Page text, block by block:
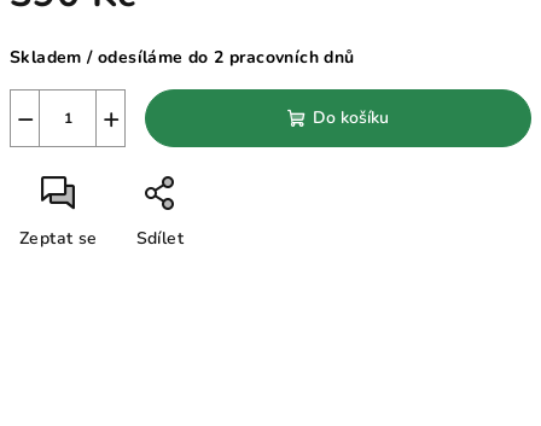
cena:
Skladem / odesíláme do 2 pracovních dnů
+
− Do košíku
Zeptat se Sdílet